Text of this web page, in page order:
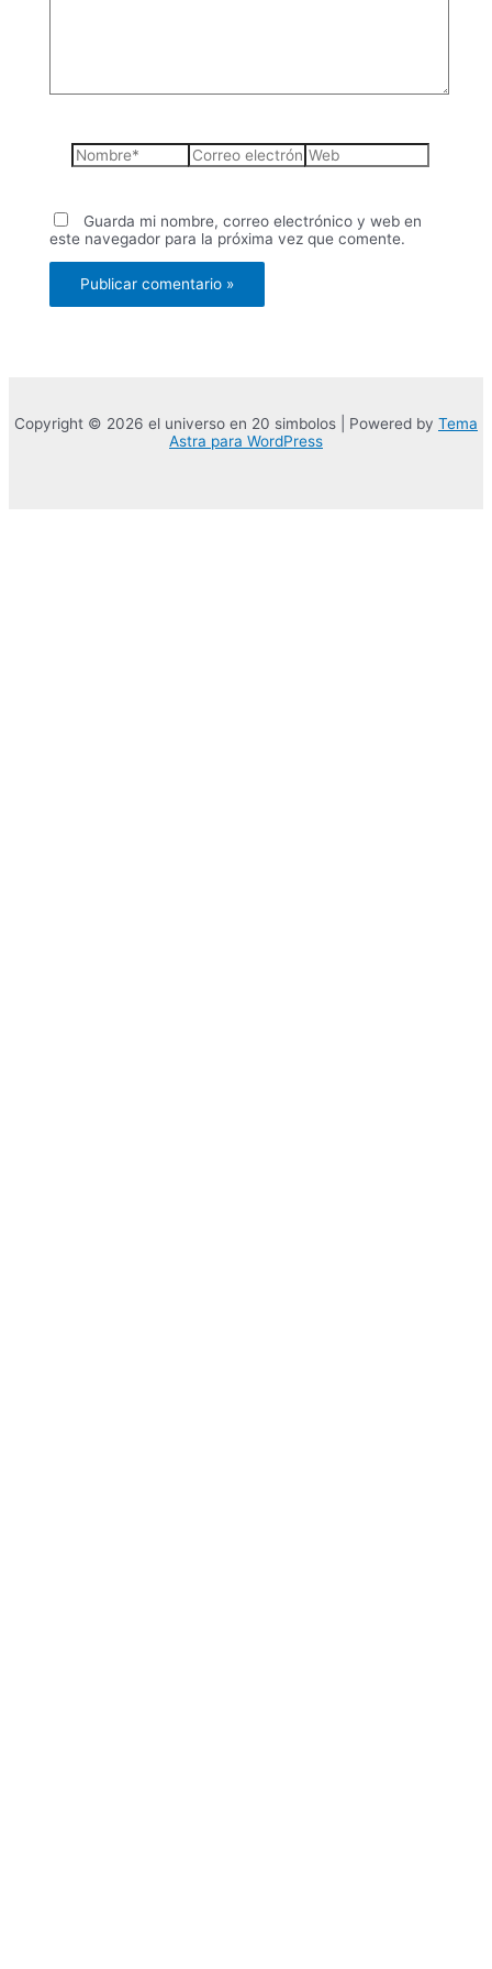
Nombre*
Correo
electrónico*
Web
Guarda mi nombre, correo electrónico y web en
este navegador para la próxima vez que comente.
Copyright © 2026 el universo en 20 simbolos | Powered by Tema
Astra para WordPress